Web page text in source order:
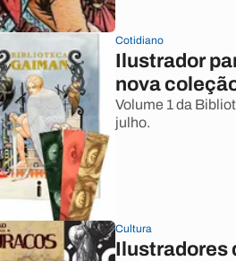
Cotidiano
Ilustrador
nova
Volume 1 da
julho.
Cultura
Ilustradores